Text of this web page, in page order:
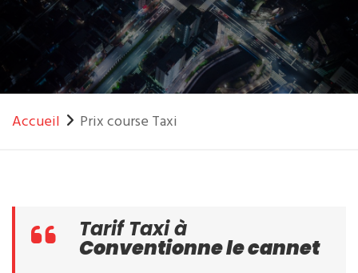
Accueil Prix course Taxi
Tarif Taxi à
Conventionne le cannet